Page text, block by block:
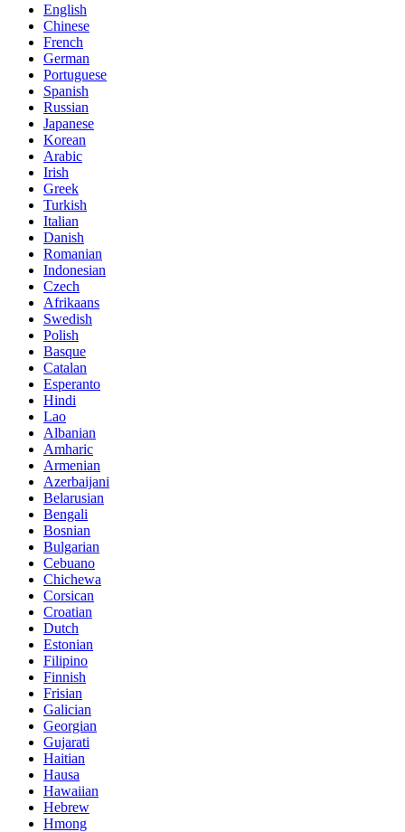
English
Chinese
French
German
Portuguese
Spanish
Russian
Japanese
Korean
Arabic
Irish
Greek
Turkish
Italian
Danish
Romanian
Indonesian
Czech
Afrikaans
Swedish
Polish
Basque
Catalan
Esperanto
Hindi
Lao
Albanian
Amharic
Armenian
Azerbaijani
Belarusian
Bengali
Bosnian
Bulgarian
Cebuano
Chichewa
Corsican
Croatian
Dutch
Estonian
Filipino
Finnish
Frisian
Galician
Georgian
Gujarati
Haitian
Hausa
Hawaiian
Hebrew
Hmong